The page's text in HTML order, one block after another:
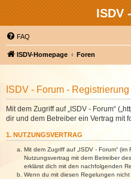
ISDV
FAQ
ISDV-Homepage Foren
ISDV - Forum - Registrierung
Mit dem Zugriff auf „ISDV - Forum“
dir und dem Betreiber ein Vertrag mit
1. NUTZUNGSVERTRAG
Mit dem Zugriff auf „ISDV - Forum“
Nutzungsvertrag mit dem Betreiber
erklärst dich mit den nachfolgenden
Wenn du mit diesen Regelungen